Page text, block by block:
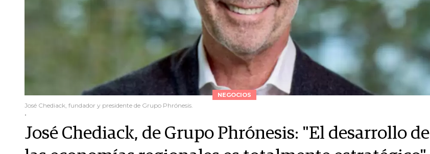
NEGOCIOS
José Chediack, fundador y presidente de Grupo Phrónesis.
.
José Chediack, de Grupo Phrónesis: "El desarrollo de